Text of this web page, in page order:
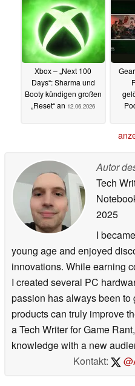
Xbox – „Next 100
Days“: Sharma und
Booty kündigen großen
„Reset“ an 12.06.2026
Autor
Tech
2025
I
young age and enjoyed
innovations. While earning
I created several PC
passion has always been
products can truly improve
a Tech Writer for Game
knowledge with a new
Kontakt: